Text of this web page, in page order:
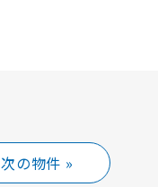
次の物件 »